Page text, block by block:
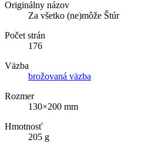
Originálny názov
Za všetko (ne)môže Štúr
Počet strán
176
Väzba
brožovaná väzba
Rozmer
130×200 mm
Hmotnosť
205 g